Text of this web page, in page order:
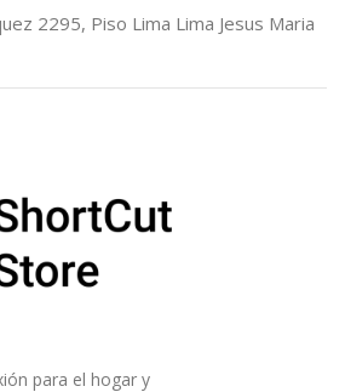
2295, Piso Lima Lima Jesus Maria
para el hogar y